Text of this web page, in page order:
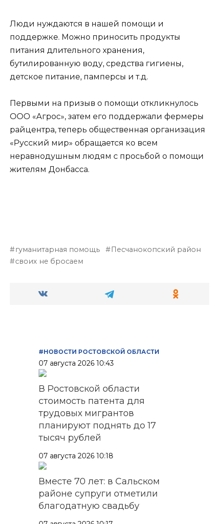
Люди нуждаются в нашей помощи и
поддержке. Можно приносить продукты
питания длительного хранения,
бутилированную воду, средства гигиены,
детское питание, памперсы и т.д.
Первыми на призыв о помощи откликнулось
ООО «Агрос», затем его поддержали фермеры
райцентра, теперь общественная организация
«Русский мир» обращается ко всем
неравнодушным людям с просьбой о помощи
жителям Донбасса.
гуманитарная помощь
Песчанокопский район
своих не бросаем
#НОВОСТИ РОСТОВСКОЙ ОБЛАСТИ
07 августа 2026 10:43
В Ростовской области
стоимость патента для
трудовых мигрантов
планируют поднять до 17
тысяч рублей
07 августа 2026 10:18
Вместе 70 лет: в Сальском
районе супруги отметили
благодатную свадьбу